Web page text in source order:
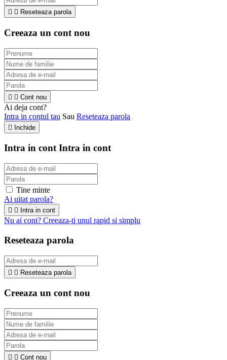
  Reseteaza parola
Creeaza un cont nou
  Cont nou
Ai deja cont?
Intra in contul tau Sau Reseteaza parola
 Inchide
Intra in contIntra in cont
Tine minte
Ai uitat parola?
  Intra in cont
Nu ai cont? Creeaza-ti unul rapid si simplu
Reseteaza parola
  Reseteaza parola
Creeaza un cont nou
  Cont nou